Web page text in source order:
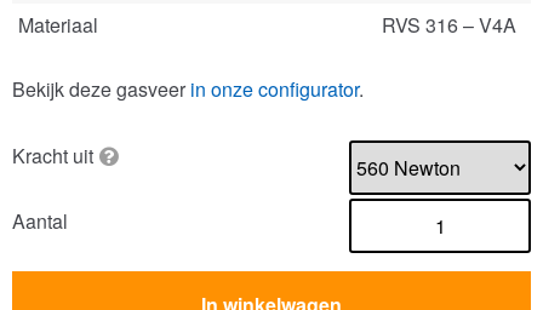
Materiaal
RVS 316 – V4A
Bekijk deze gasveer in onze configurator.
Kracht uit
Aantal
In winkelwagen